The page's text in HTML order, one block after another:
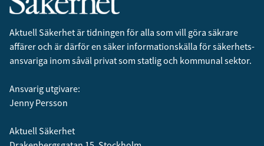
Aktuell Säkerhet är tidningen för alla som vill göra säkrare
affärer och är därför en säker informationskälla för säkerhets­
ansvariga inom såväl privat som statlig och kommunal sektor.
Ansvarig utgivare:
Jenny Persson
Aktuell Säkerhet